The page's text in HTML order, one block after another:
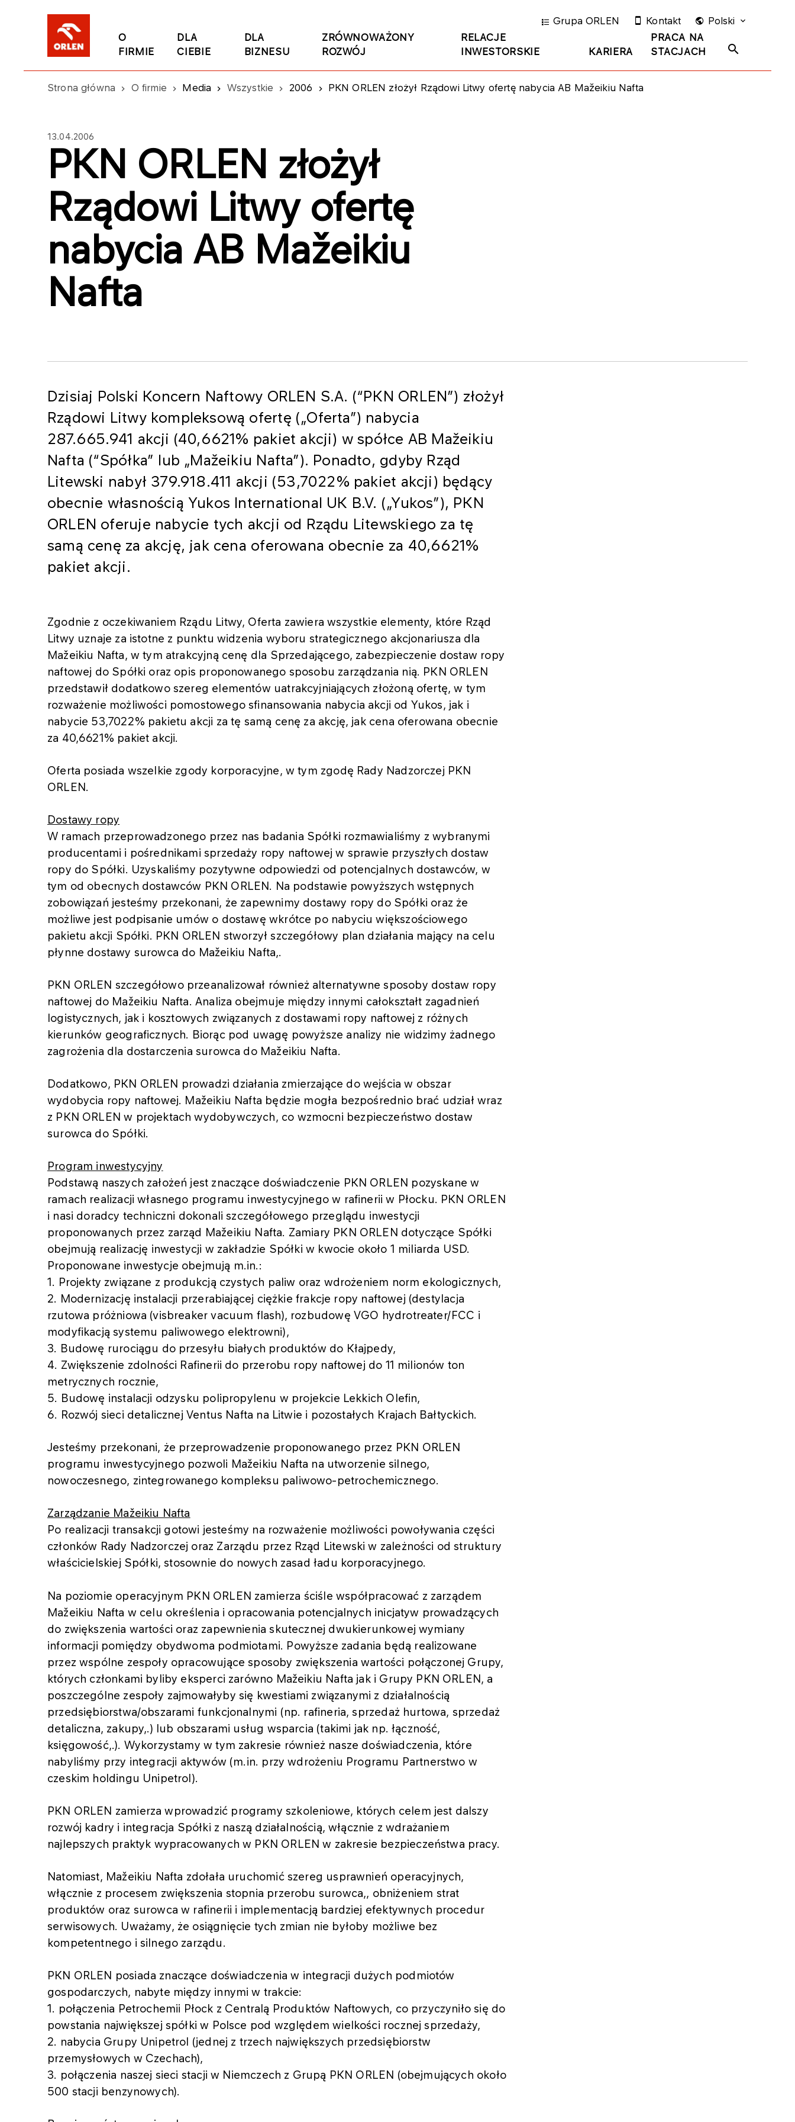
O
FIRMIE
DLA
CIEBIE
DLA
BIZNESU
ZRÓWNOWAŻONY
ROZWÓJ
RELACJE
INWESTORSKIE
KARIERA
PRACA NA
STACJACH
Grupa ORLEN Kontakt Polski
Strona główna O firmie Media Wszystkie 2006 PKN ORLEN złożył Rządowi Litwy ofertę nabycia AB Mažeikiu Nafta
13.04.2006
PKN ORLEN złożył
Rządowi Litwy ofertę
nabycia AB Mažeikiu
Nafta
Dzisiaj Polski Koncern Naftowy ORLEN S.A. (“PKN ORLEN”) złożył
Rządowi Litwy kompleksową ofertę („Oferta”) nabycia
287.665.941 akcji (40,6621% pakiet akcji) w spółce AB Mažeikiu
Nafta (“Spółka” lub „Mažeikiu Nafta”). Ponadto, gdyby Rząd
Litewski nabył 379.918.411 akcji (53,7022% pakiet akcji) będący
obecnie własnością Yukos International UK B.V. („Yukos”), PKN
ORLEN oferuje nabycie tych akcji od Rządu Litewskiego za tę
samą cenę za akcję, jak cena oferowana obecnie za 40,6621%
pakiet akcji.
Zgodnie z oczekiwaniem Rządu Litwy, Oferta zawiera wszystkie elementy, które Rząd
Litwy uznaje za istotne z punktu widzenia wyboru strategicznego akcjonariusza dla
Mažeikiu Nafta, w tym atrakcyjną cenę dla Sprzedającego, zabezpieczenie dostaw ropy
naftowej do Spółki oraz opis proponowanego sposobu zarządzania nią. PKN ORLEN
przedstawił dodatkowo szereg elementów uatrakcyjniających złożoną ofertę, w tym
rozważenie możliwości pomostowego sfinansowania nabycia akcji od Yukos, jak i
nabycie 53,7022% pakietu akcji za tę samą cenę za akcję, jak cena oferowana obecnie
za 40,6621% pakiet akcji.
Oferta posiada wszelkie zgody korporacyjne, w tym zgodę Rady Nadzorczej PKN
ORLEN.
Dostawy ropy
W ramach przeprowadzonego przez nas badania Spółki rozmawialiśmy z wybranymi
producentami i pośrednikami sprzedaży ropy naftowej w sprawie przyszłych dostaw
ropy do Spółki. Uzyskaliśmy pozytywne odpowiedzi od potencjalnych dostawców, w
tym od obecnych dostawców PKN ORLEN. Na podstawie powyższych wstępnych
zobowiązań jesteśmy przekonani, że zapewnimy dostawy ropy do Spółki oraz że
możliwe jest podpisanie umów o dostawę wkrótce po nabyciu większościowego
pakietu akcji Spółki. PKN ORLEN stworzył szczegółowy plan działania mający na celu
płynne dostawy surowca do Mažeikiu Nafta,.
PKN ORLEN szczegółowo przeanalizował również alternatywne sposoby dostaw ropy
naftowej do Mažeikiu Nafta. Analiza obejmuje między innymi całokształt zagadnień
logistycznych, jak i kosztowych związanych z dostawami ropy naftowej z różnych
kierunków geograficznych. Biorąc pod uwagę powyższe analizy nie widzimy żadnego
zagrożenia dla dostarczenia surowca do Mažeikiu Nafta.
Dodatkowo, PKN ORLEN prowadzi działania zmierzające do wejścia w obszar
wydobycia ropy naftowej. Mažeikiu Nafta będzie mogła bezpośrednio brać udział wraz
z PKN ORLEN w projektach wydobywczych, co wzmocni bezpieczeństwo dostaw
surowca do Spółki.
Program inwestycyjny
Podstawą naszych założeń jest znaczące doświadczenie PKN ORLEN pozyskane w
ramach realizacji własnego programu inwestycyjnego w rafinerii w Płocku. PKN ORLEN
i nasi doradcy techniczni dokonali szczegółowego przeglądu inwestycji
proponowanych przez zarząd Mažeikiu Nafta. Zamiary PKN ORLEN dotyczące Spółki
obejmują realizację inwestycji w zakładzie Spółki w kwocie około 1 miliarda USD.
Proponowane inwestycje obejmują m.in.:
1. Projekty związane z produkcją czystych paliw oraz wdrożeniem norm ekologicznych,
2. Modernizację instalacji przerabiającej ciężkie frakcje ropy naftowej (destylacja
rzutowa próżniowa (visbreaker vacuum flash), rozbudowę VGO hydrotreater/FCC i
modyfikacją systemu paliwowego elektrowni),
3. Budowę rurociągu do przesyłu białych produktów do Kłajpedy,
4. Zwiększenie zdolności Rafinerii do przerobu ropy naftowej do 11 milionów ton
metrycznych rocznie,
5. Budowę instalacji odzysku polipropylenu w projekcie Lekkich Olefin,
6. Rozwój sieci detalicznej Ventus Nafta na Litwie i pozostałych Krajach Bałtyckich.
Jesteśmy przekonani, że przeprowadzenie proponowanego przez PKN ORLEN
programu inwestycyjnego pozwoli Mažeikiu Nafta na utworzenie silnego,
nowoczesnego, zintegrowanego kompleksu paliwowo-petrochemicznego.
Zarządzanie Mažeikiu Nafta
Po realizacji transakcji gotowi jesteśmy na rozważenie możliwości powoływania części
członków Rady Nadzorczej oraz Zarządu przez Rząd Litewski w zależności od struktury
właścicielskiej Spółki, stosownie do nowych zasad ładu korporacyjnego.
Na poziomie operacyjnym PKN ORLEN zamierza ściśle współpracować z zarządem
Mažeikiu Nafta w celu określenia i opracowania potencjalnych inicjatyw prowadzących
do zwiększenia wartości oraz zapewnienia skutecznej dwukierunkowej wymiany
informacji pomiędzy obydwoma podmiotami. Powyższe zadania będą realizowane
przez wspólne zespoły opracowujące sposoby zwiększenia wartości połączonej Grupy,
których członkami byliby eksperci zarówno Mažeikiu Nafta jak i Grupy PKN ORLEN, a
poszczególne zespoły zajmowałyby się kwestiami związanymi z działalnością
przedsiębiorstwa/obszarami funkcjonalnymi (np. rafineria, sprzedaż hurtowa, sprzedaż
detaliczna, zakupy,.) lub obszarami usług wsparcia (takimi jak np. łączność,
księgowość,.). Wykorzystamy w tym zakresie również nasze doświadczenia, które
nabyliśmy przy integracji aktywów (m.in. przy wdrożeniu Programu Partnerstwo w
czeskim holdingu Unipetrol).
PKN ORLEN zamierza wprowadzić programy szkoleniowe, których celem jest dalszy
rozwój kadry i integracja Spółki z naszą działalnością, włącznie z wdrażaniem
najlepszych praktyk wypracowanych w PKN ORLEN w zakresie bezpieczeństwa pracy.
Natomiast, Mažeikiu Nafta zdołała uruchomić szereg usprawnień operacyjnych,
włącznie z procesem zwiększenia stopnia przerobu surowca,, obniżeniem strat
produktów oraz surowca w rafinerii i implementacją bardziej efektywnych procedur
serwisowych. Uważamy, że osiągnięcie tych zmian nie byłoby możliwe bez
kompetentnego i silnego zarządu.
PKN ORLEN posiada znaczące doświadczenia w integracji dużych podmiotów
gospodarczych, nabyte między innymi w trakcie:
1. połączenia Petrochemii Płock z Centralą Produktów Naftowych, co przyczyniło się do
powstania największej spółki w Polsce pod względem wielkości rocznej sprzedaży,
2. nabycia Grupy Unipetrol (jednej z trzech największych przedsiębiorstw
przemysłowych w Czechach),
3. połączenia naszej sieci stacji w Niemczech z Grupą PKN ORLEN (obejmujących około
500 stacji benzynowych).